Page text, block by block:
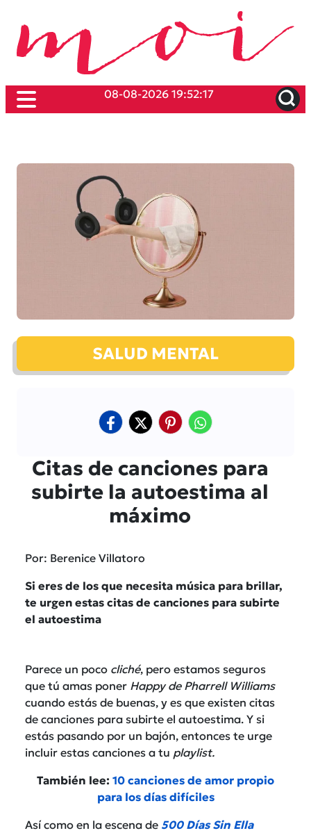
08-08-2026 19:52:17
SALUD MENTAL
Citas de canciones para
subirte la autoestima al
máximo
Por: Berenice Villatoro
Si eres de los que necesita música para brillar,
te urgen estas citas de canciones para subirte
el autoestima
Parece un poco cliché, pero estamos seguros
que tú amas poner Happy de Pharrell Williams
cuando estás de buenas, y es que existen citas
de canciones para subirte el autoestima. Y si
estás pasando por un bajón, entonces te urge
incluir estas canciones a tu playlist.
También lee: 10 canciones de amor propio
para los días difíciles
Así como en la escena de 500 Días Sin Ella